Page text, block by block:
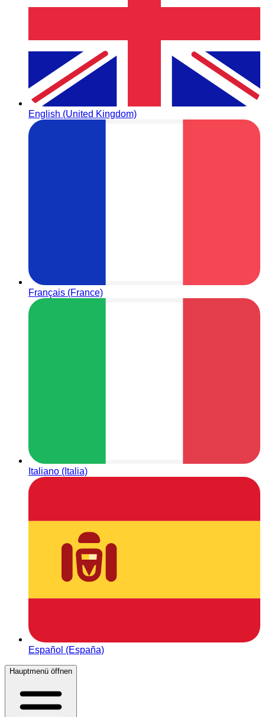
English (United Kingdom)
Français (France)
Italiano (Italia)
Español (España)
Hauptmenü öffnen